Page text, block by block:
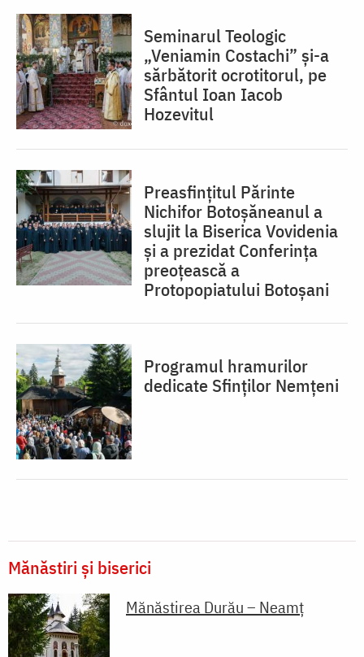
Seminarul Teologic
„Veniamin Costachi” și-a
sărbătorit ocrotitorul, pe
Sfântul Ioan Iacob
Hozevitul
Preasfințitul Părinte
Nichifor Botoșăneanul a
slujit la Biserica Vovidenia
și a prezidat Conferința
preoțească a
Protopopiatului Botoșani
Programul hramurilor
dedicate Sfinților Nemțeni
Mănăstiri și biserici
Mănăstirea Durău – Neamț